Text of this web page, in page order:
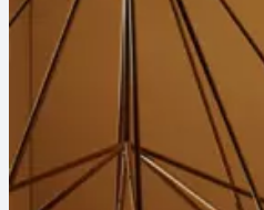
Головки звукоснимателя 17